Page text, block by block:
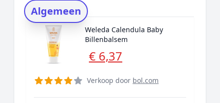
Waar kun je babyolie voor
gebruiken?
Waarmee baby insmeren?
Prijs topper
Rating topper
Algemeen
Weleda Calendula Baby
Billenbalsem
€ 6,37
Verkoop door bol.com